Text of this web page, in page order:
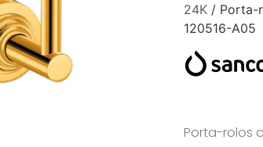
24K/ Porta-
120516-A05
Porta-rolos